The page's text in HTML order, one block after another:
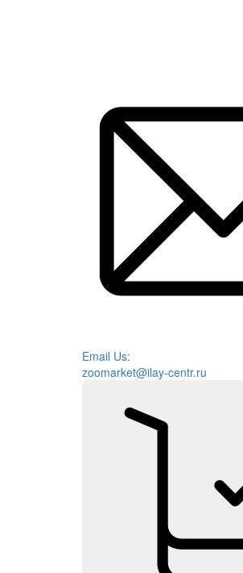
Email Us:
zoomarket@ilay-centr.ru